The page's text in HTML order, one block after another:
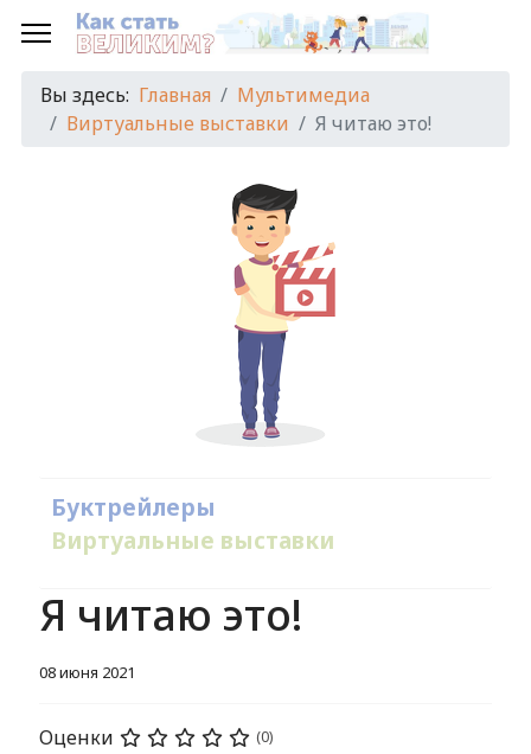
Вы здесь: Главная
Мультимедиа
Виртуальные выставки
Я читаю это!
Буктрейлеры
Виртуальные выставки
Я читаю это!
08 июня 2021
Оценки (0)